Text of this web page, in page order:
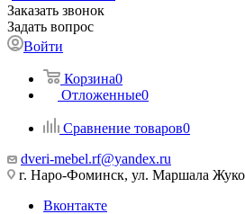
Заказать звонок
Задать вопрос
Войти
Корзина0
Отложенные0
Сравнение товаров0
dveri-mebel.rf@yandex.ru
г. Наро-Фоминск, ул. Маршала
Вконтакте